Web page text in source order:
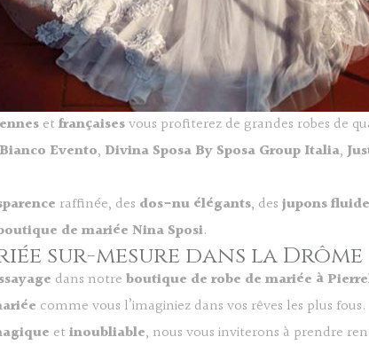
et françaisesvous profiterez de grandes robes de
Bianco Evento, Divina Sposa By Sposa Group Italia,
raffinée, des dos-nu élégants, des jupons
de mariée Nina Sposi.
sur-mesure dans la Drôme
dans notre boutique de robe de mariée à
comme vous l’imaginiez dans vos rêves les plus fous.
et inoubliable, nous vous inviterons à prendre